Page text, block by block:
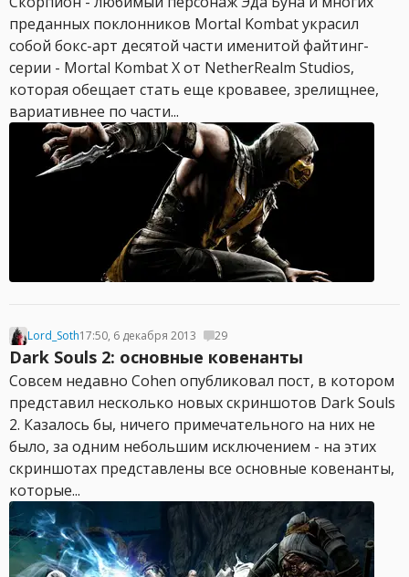
преданных поклонников Mortal Kombat украсил
собой бокс-арт десятой части именитой файтинг-
серии - Mortal Kombat X от NetherRealm Studios,
которая обещает стать еще кровавее, зрелищнее,
вариативнее по части...
Lord_Soth17:50, 6 декабря 2013 29
Dark Souls 2: основные ковенанты
Совсем недавно Cohen опубликовал пост, в котором
представил несколько новых скриншотов Dark Souls
2. Казалось бы, ничего примечательного на них не
было, за одним небольшим исключением - на этих
скриншотах представлены все основные ковенанты,
которые...